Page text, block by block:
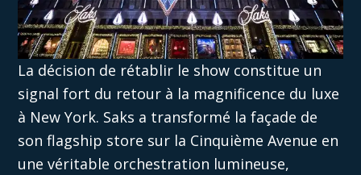
La décision de rétablir le show constitue un
signal fort du retour à la magnificence du luxe
à New York. Saks a transformé la façade de
son flagship store sur la Cinquième Avenue en
une véritable orchestration lumineuse,